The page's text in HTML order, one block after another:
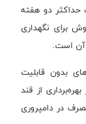
دو هفته
برای نگهداری
آن است.
بدون قابلیت
از قند
در دامپروری